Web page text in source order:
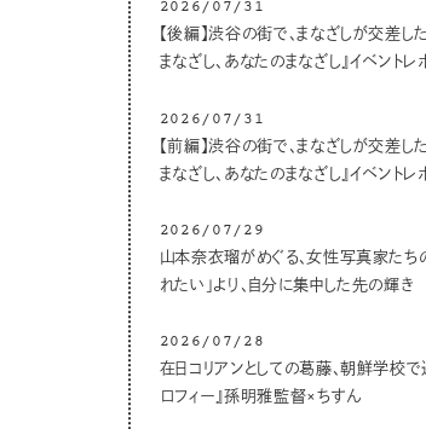
2026/07/31
【後編】渋谷の街で、まなざしが交差し
まなざし、あなたのまなざし』イベントレ
2026/07/31
【前編】渋谷の街で、まなざしが交差し
まなざし、あなたのまなざし』イベントレ
2026/07/29
山本奈衣瑠がめぐる、女性写真家たち
れたい」より、自分に集中した先の輝き
2026/07/28
在日コリアンとしての葛藤、朝鮮学校で
ロフィー』孫明雅監督×ちすん